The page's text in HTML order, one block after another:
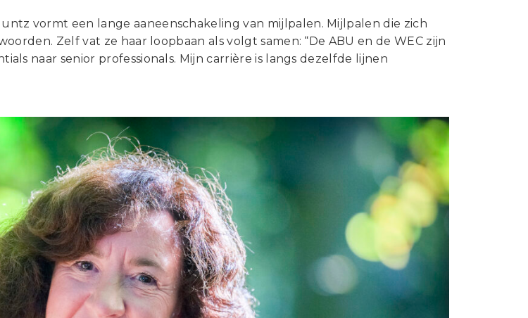
Vestigingen ABU-leden
Webshop
vormt een lange aaneenschakeling van mijlpalen. Mijlpalen die zich
Zelf vat ze haar loopbaan als volgt samen: “De ABU en de WEC zijn
naar senior professionals. Mijn carrière is langs dezelfde lijnen